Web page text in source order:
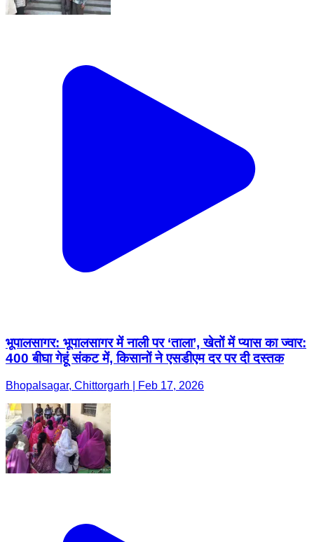
भूपालसागर: भूपालसागर में नाली पर ‘ताला’, खेतों में प्यास का ज्वार:
400 बीघा गेहूं संकट में, किसानों ने एसडीएम दर पर दी दस्तक
Bhopalsagar, Chittorgarh | Feb 17, 2026